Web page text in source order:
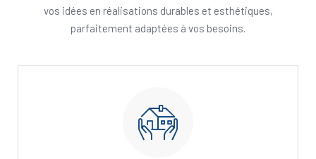
vos idées en réalisations durables et esthétiques,
parfaitement adaptées à vos besoins.